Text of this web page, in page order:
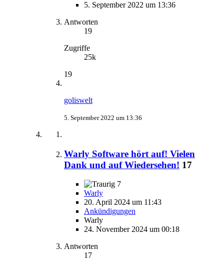
5. September 2022 um 13:36
Antworten
19
Zugriffe
25k
19
goliswelt
5. September 2022 um 13:36
Warly Software hört auf! Vielen
Dank und auf Wiedersehen! 17
7
Warly
20. April 2024 um 11:43
Ankündigungen
Warly
24. November 2024 um 00:18
Antworten
17